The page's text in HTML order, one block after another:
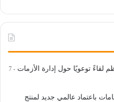
لقاءً توعويًا حول إدارة الأزمات
7
باعتماد عالمي جديد لمنتج